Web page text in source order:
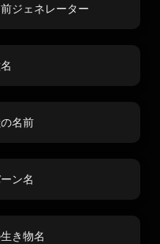
ジェネレーター
名前
ン名
き物名